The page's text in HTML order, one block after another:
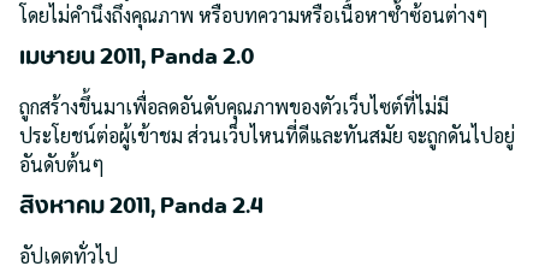
โดยไม่คำนึงถึงคุณภาพ หรือบทความหรือเนื้อหาซ้ำซ้อนต่างๆ
เมษายน 2011, Panda 2.0
ถูกสร้างขึ้นมาเพื่อลดอันดับคุณภาพของตัวเว็บไซต์ที่ไม่มี
ประโยชน์ต่อผู้เข้าชม ส่วนเว็บไหนที่ดีและทันสมัย จะถูกดันไปอยู่
อันดับต้นๆ
สิงหาคม 2011, Panda 2.4
อัปเดตทั่วไป